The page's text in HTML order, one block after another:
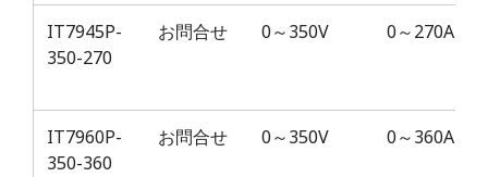
IT7945P-
350-270
お問合せ 0～350V 0～270A
IT7960P-
350-360
お問合せ 0～350V 0～360A